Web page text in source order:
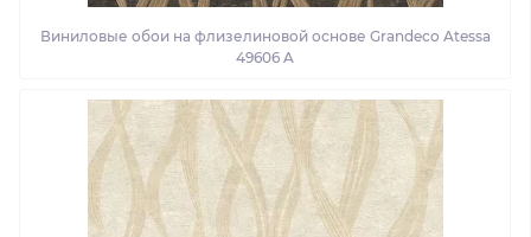
Виниловые обои на флизелиновой основе Grandeco Atessa
49606 A